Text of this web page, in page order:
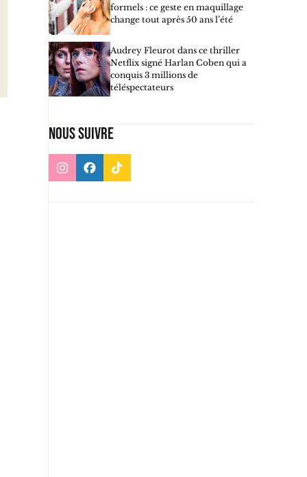
formels : ce geste en maquillage
change tout après 50 ans l’été
Audrey Fleurot dans ce thriller
Netflix signé Harlan Coben qui a
conquis 3 millions de
téléspectateurs
Nous suivre